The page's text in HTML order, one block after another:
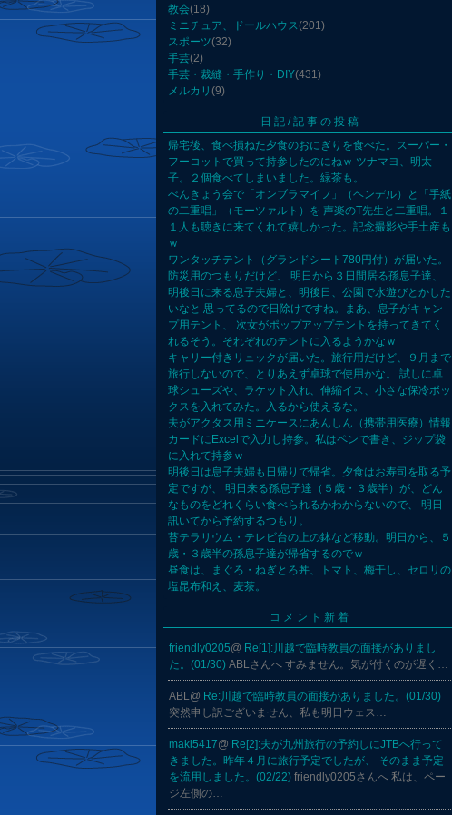
教会(18)
ミニチュア、ドールハウス(201)
スポーツ(32)
手芸(2)
手芸・裁縫・手作り・DIY(431)
メルカリ (9)
日記/記事の投稿
帰宅後、食べ損ねた夕食のおにぎりを食べた。スーパー・
フーコットで買って持参したのにねｗ ツナマヨ、明太
子。２個食べてしまいました。緑茶も。
べんきょう会で「オンブラマイフ」（ヘンデル）と「手紙
の二重唱」（モーツァルト）を 声楽のT先生と二重唱。１
１人も聴きに来てくれて嬉しかった。記念撮影や手土産も
ｗ
ワンタッチテント（グランドシート780円付）が届いた。
防災用のつもりだけど、 明日から３日間居る孫息子達、
明後日に来る息子夫婦と、明後日、公園で水遊びとかした
いなと 思ってるので日除けですね。まあ、息子がキャン
プ用テント、 次女がポップアップテントを持ってきてく
れるそう。それぞれのテントに入るようかなｗ
キャリー付きリュックが届いた。旅行用だけど、９月まで
旅行しないので、とりあえず卓球で使用かな。 試しに卓
球シューズや、ラケット入れ、伸縮イス、小さな保冷ボッ
クスを入れてみた。入るから使えるな。
夫がアクタス用ミニケースにあんしん（携帯用医療）情報
カードにExcelで入力し持参。私はペンで書き、ジップ袋
に入れて持参ｗ
明後日は息子夫婦も日帰りで帰省。夕食はお寿司を取る予
定ですが、 明日来る孫息子達（５歳・３歳半）が、どん
なものをどれくらい食べられるかわからないので、 明日
訊いてから予約するつもり。
苔テラリウム・テレビ台の上の鉢など移動。明日から、５
歳・３歳半の孫息子達が帰省するのでｗ
昼食は、まぐろ・ねぎとろ丼、トマト、梅干し、セロリの
塩昆布和え、麦茶。
コメント新着
friendly0205@ Re[1]:川越で臨時教員の面接がありまし
た。(01/30) ABLさんへ すみません。気が付くのが遅く…
ABL@ Re:川越で臨時教員の面接がありました。(01/30)
突然申し訳ございません、私も明日ウェス…
maki5417@ Re[2]:夫が九州旅行の予約しにJTBへ行って
きました。昨年４月に旅行予定でしたが、 そのまま予定
を流用しました。(02/22) friendly0205さんへ 私は、ペー
ジ左側の…